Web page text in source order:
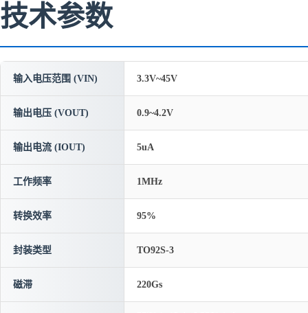
技术参数
输入电压范围 (VIN) 3.3V~45V
输出电压 (VOUT) 0.9~4.2V
输出电流 (IOUT) 5uA
工作频率 1MHz
转换效率 95%
封装类型 TO92S-3
磁滞 220Gs